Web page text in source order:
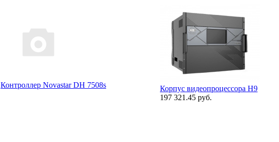
Контроллер Novastar DH 7508s
Корпус видеопроцессора H9
197 321.45 руб.